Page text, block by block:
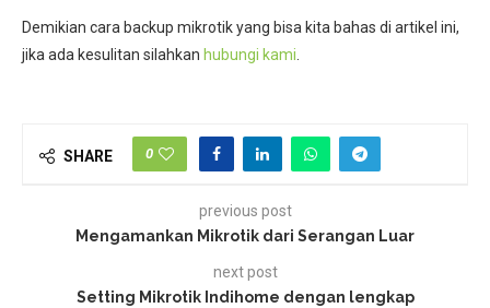
Demikian cara backup mikrotik yang bisa kita bahas di artikel ini,
jika ada kesulitan silahkan hubungi kami
SHARE 0
previous post
Mengamankan Mikrotik dari Serangan Luar
next post
Setting Mikrotik Indihome dengan lengkap